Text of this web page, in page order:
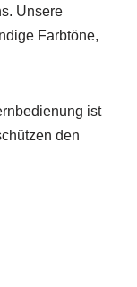
Unsere
Farbtöne,
ist
den